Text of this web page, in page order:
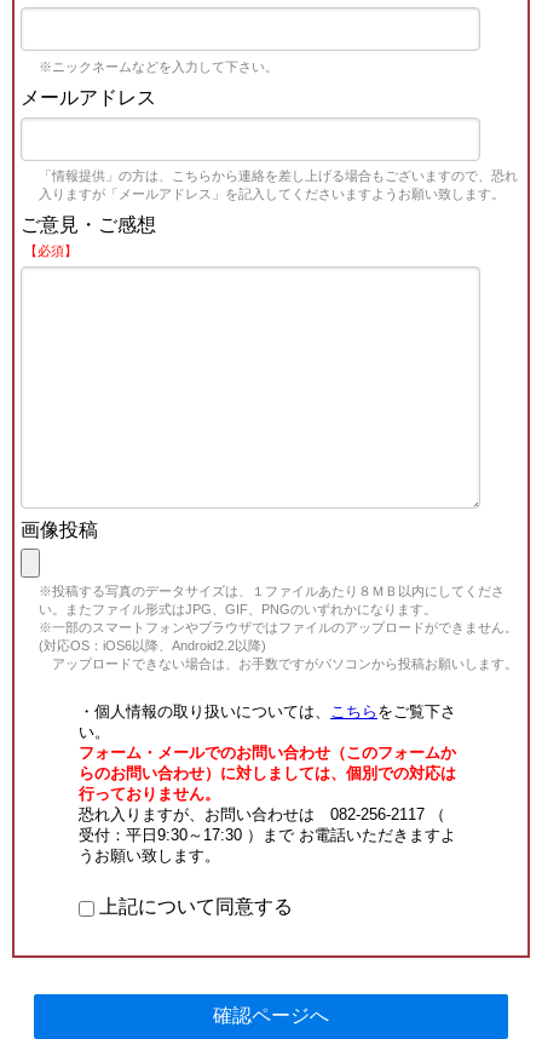
※ニックネームなどを入力して下さい。
メールアドレス
「情報提供」の方は、こちらから連絡を差し上げる場合もございますので、恐れ
入りますが「メールアドレス」を記入してくださいますようお願い致します。
ご意見・ご感想
【必須】
画像投稿
※投稿する写真のデータサイズは、１ファイルあたり８ＭＢ以内にしてくださ
い。またファイル形式はJPG、GIF、PNGのいずれかになります。
※一部のスマートフォンやブラウザではファイルのアップロードができません。
(対応OS：iOS6以降、Android2.2以降)
アップロードできない場合は、お手数ですがパソコンから投稿お願いします。
・個人情報の取り扱いについては、 こちら をご覧下さ
い。
フォーム・メールでのお問い合わせ（このフォームか
らのお問い合わせ）に対しましては、個別での対応は
行っておりません。
恐れ入りますが、お問い合わせは 082-256-2117 （
受付：平日9:30～17:30 ）まで お電話いただきますよ
うお願い致します。
上記について同意する
確認ページへ